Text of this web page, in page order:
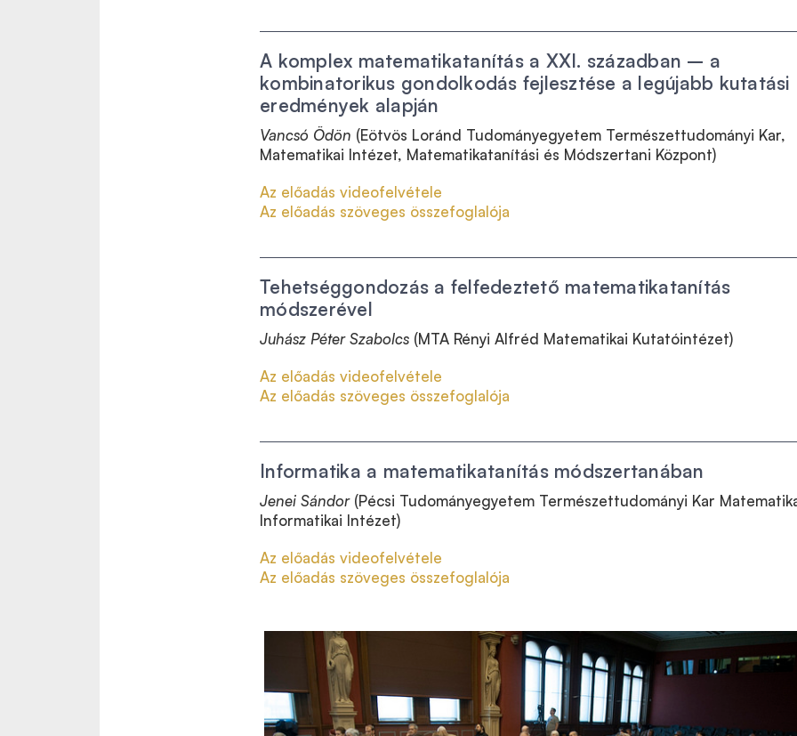
A komplex matematikatanítás a XXI. században – a
kombinatorikus gondolkodás fejlesztése a legújabb kutatási
eredmények alapján
Vancsó Ödön (Eötvös Loránd Tudományegyetem Természettudományi Kar,
Matematikai Intézet, Matematikatanítási és Módszertani Központ)
Az előadás videofelvétele
Az előadás szöveges összefoglalója
Tehetséggondozás a felfedeztető matematikatanítás
módszerével
Juhász Péter Szabolcs (MTA Rényi Alfréd Matematikai Kutatóintézet)
Az előadás videofelvétele
Az előadás szöveges összefoglalója
Informatika a matematikatanítás módszertanában
Jenei Sándor(Pécsi Tudományegyetem Természettudományi Kar
Informatikai Intézet)
Az előadás videofelvétele
Az előadás szöveges összefoglalója